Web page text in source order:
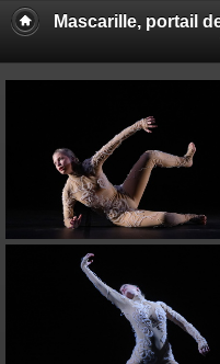
Mascarille, portail